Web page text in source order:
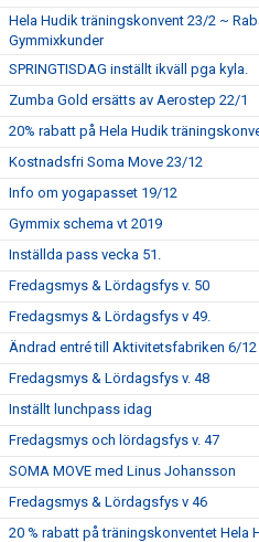
Hela Hudik träningskonvent 23/2 ~
Gymmixkunder
SPRINGTISDAG inställt ikväll pga kyla.
Zumba Gold ersätts av Aerostep 22/1
20% rabatt på Hela Hudik
Kostnadsfri Soma Move 23/12
Info om yogapasset 19/12
Gymmix schema vt 2019
Inställda pass vecka 51.
Fredagsmys & Lördagsfys v. 50
Fredagsmys & Lördagsfys v 49.
Ändrad entré till Aktivitetsfabriken 6/12
Fredagsmys & Lördagsfys v. 48
Inställt lunchpass idag
Fredagsmys och lördagsfys v. 47
SOMA MOVE med Linus Johansson
Fredagsmys & Lördagsfys v 46
20 % rabatt på träningskonventet Hela